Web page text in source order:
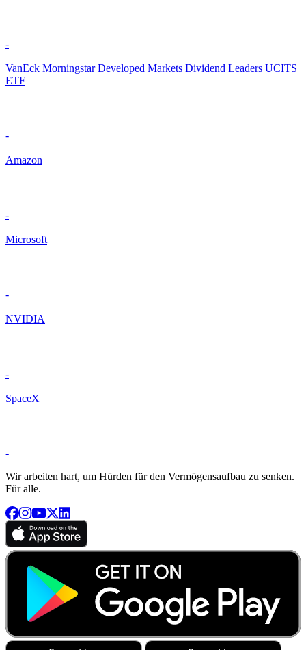
-
VanEck Morningstar Developed Markets Dividend Leaders UCITS
ETF
-
Amazon
-
Microsoft
-
NVIDIA
-
SpaceX
-
Wir arbeiten hart, um Hürden für den Vermögensaufbau zu senken.
Für alle.